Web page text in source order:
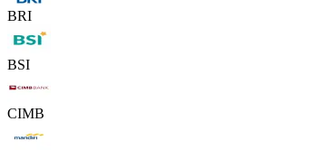
BRI
BSI
CIMB